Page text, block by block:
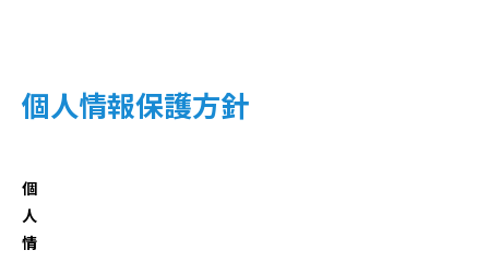
個人情報保護方針
個
人
情